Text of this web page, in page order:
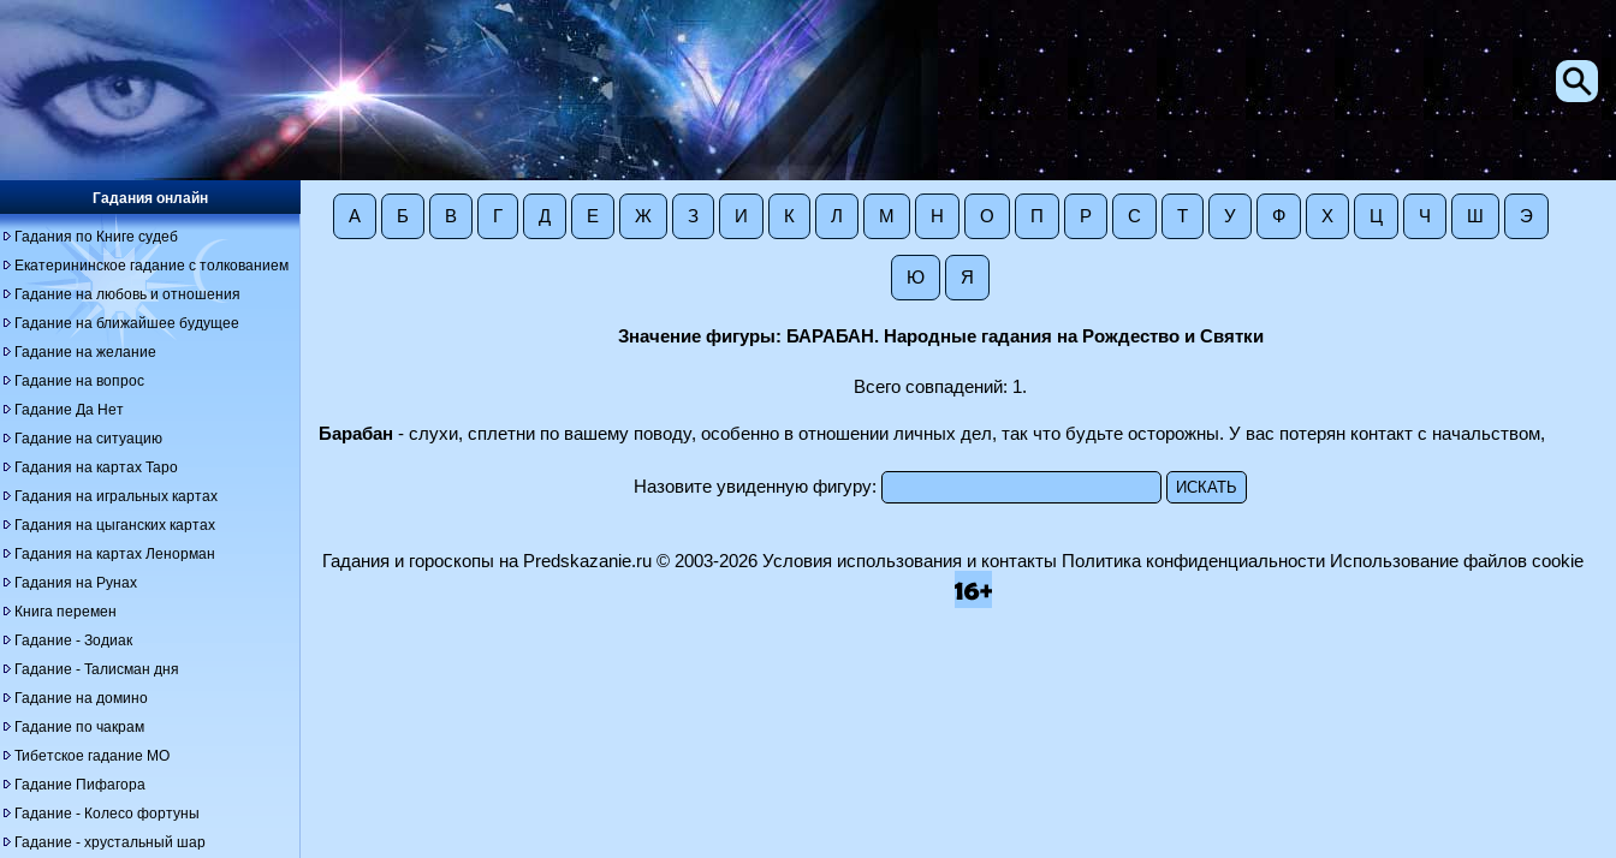
А Б В Г Д Е Ж З И К Л М Н О П Р С Т У Ф Х Ц Ч Ш Э
Ю Я
Значение фигуры: БАРАБАН. Народные гадания на Рождество и Святки
Всего совпадений: 1.
Барабан - слухи, сплетни по вашему поводу, особенно в отношении личных дел, так что будьте осторожны. У вас потерян контакт с начальством,
Назовите увиденную фигуру:
Гадания онлайн
Гадания по Книге судеб
Екатерининское гадание с толкованием
Гадание на любовь и отношения
Гадание на ближайшее будущее
Гадание на желание
Гадание на вопрос
Гадание Да Нет
Гадание на ситуацию
Гадания на картах Таро
Гадания на игральных картах
Гадания на цыганских картах
Гадания на картах Ленорман
Гадания на Рунах
Книга перемен
Гадание - Зодиак
Гадание - Талисман дня
Гадание на домино
Гадание по чакрам
Тибетское гадание МО
Гадание Пифагора
Гадание - Колесо фортуны
Гадание - хрустальный шар
Гадания и гороскопы на Predskazanie.ru© 2003-2026 Условия использования и контакты Политика конфиденциальности Использование файлов cookie